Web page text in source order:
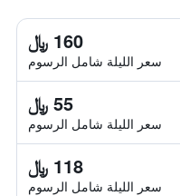
160 ﷼
سعر الليلة شامل الرسوم
55 ﷼
سعر الليلة شامل الرسوم
118 ﷼
سعر الليلة شامل الرسوم